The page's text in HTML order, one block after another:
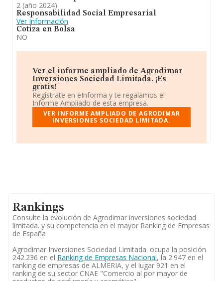
2 (año 2024)
Responsabilidad Social Empresarial
Ver Información
Cotiza en Bolsa
NO
Ver el informe ampliado de Agrodimar
Inversiones Sociedad Limitada. ¡Es
gratis!
Regístrate en eInforma y te regalamos el
Informe Ampliado de esta empresa.
VER INFORME AMPLIADO DE AGRODIMAR
INVERSIONES SOCIEDAD LIMITADA.
Rankings
Consulte la evolución de Agrodimar inversiones sociedad
limitada. y su competencia en el mayor Ranking de Empresas
de España
Agrodimar Inversiones Sociedad Limitada. ocupa la posición
242.236 en el Ranking de Empresas Nacional, la 2.947 en el
ranking de empresas de ALMERIA, y el lugar 921 en el
ranking de su sector CNAE "Comercio al por mayor de